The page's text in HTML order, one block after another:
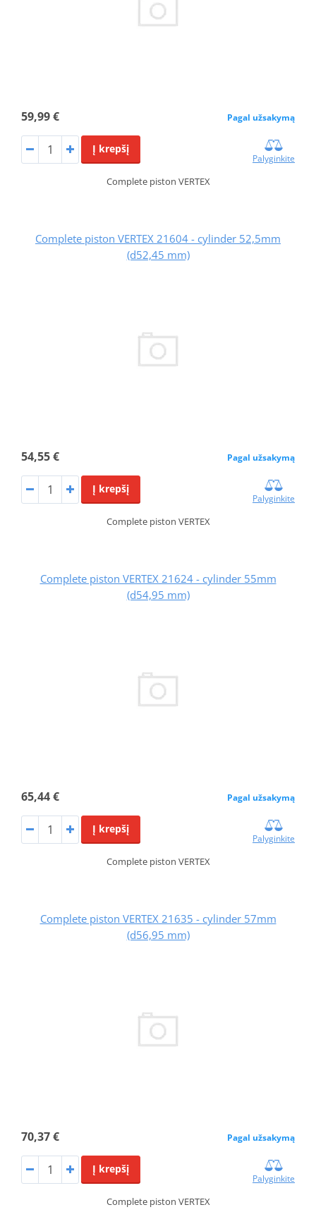
59,99 € Pagal užsakymą
Į krepšį
Palyginkite
Complete piston VERTEX
Complete piston VERTEX 21604 - cylinder 52,5mm
(d52,45 mm)
54,55 € Pagal užsakymą
Į krepšį
Palyginkite
Complete piston VERTEX
Complete piston VERTEX 21624 - cylinder 55mm
(d54,95 mm)
65,44 € Pagal užsakymą
Į krepšį
Palyginkite
Complete piston VERTEX
Complete piston VERTEX 21635 - cylinder 57mm
(d56,95 mm)
70,37 € Pagal užsakymą
Į krepšį
Palyginkite
Complete piston VERTEX